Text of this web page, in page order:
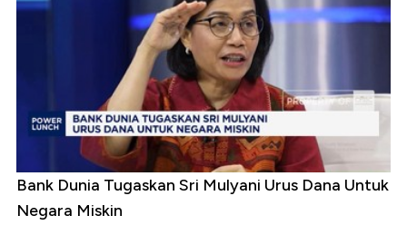
Bank Dunia Tugaskan Sri Mulyani Urus Dana Untuk
Negara Miskin